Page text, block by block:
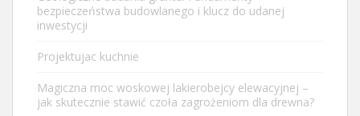
bezpieczeństwa budowlanego i klucz do udanej
inwestycji
Projektujac kuchnie
Magiczna moc woskowej lakierobejcy elewacyjnej –
jak skutecznie stawić czoła zagrożeniom dla drewna?